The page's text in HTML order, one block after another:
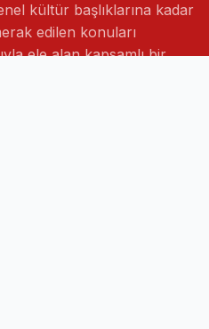
kültür başlıklarına kadar
edilen konuları
ele alan kapsamlı bir